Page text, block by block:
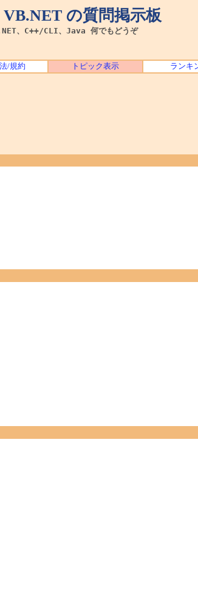
VB.NET の質問掲示板
、C++/CLI、Java 何でもどうぞ
/規約 トピック表示 ランキ